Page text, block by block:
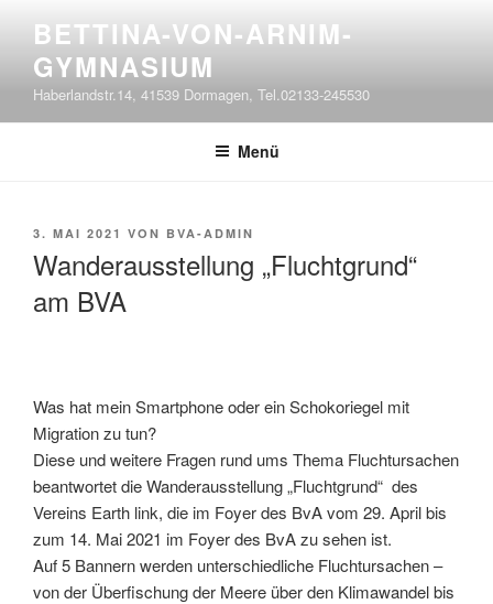
springen
BETTINA-VON-ARNIM-
GYMNASIUM
Haberlandstr.14, 41539 Dormagen, Tel.02133-245530
Menü
VERÖFFENTLICHT
3. MAI 2021 VON BVA-ADMIN
Wanderausstellung „Fluchtgrund“
am BVA
Was hat mein Smartphone oder ein Schokoriegel mit
Migration zu tun?
Diese und weitere Fragen rund ums Thema Fluchtursachen
beantwortet die Wanderausstellung „Fluchtgrund“ des
Vereins Earth link, die im Foyer des BvA vom 29. April bis
zum 14. Mai 2021 im Foyer des BvA zu sehen ist.
Auf 5 Bannern werden unterschiedliche Fluchtursachen –
von der Überfischung der Meere über den Klimawandel bis